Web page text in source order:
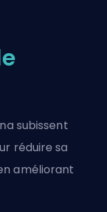
subissent
réduire sa
améliorant